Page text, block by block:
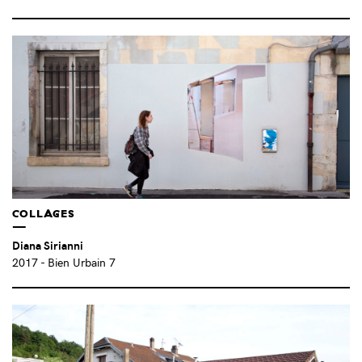
PIERRE-LAURENT CASSIÈRE (FR) (1)
QUENTIN COUSSIRAT (FR)
QUILLOGRAMA (IT)
(1)
REGINALD O’NEAL (L.E.O)
REGINALD O’NEAL (US)
REMED (FR)
(2)
RENAUD VIGOURT (FR) (1)
RIKY KIWY (IT) (1)
ROSALIE PIRAS (FR) (2)
ROUGE (FR)
SALOMÉ BARAËR (FR)
SASHA KURMAZ (UA)
SEHER (MX)
(1)
SIMON BERNHEIM (FR) (1)
COLLAGES
Diana Sirianni
2017 - Bien Urbain 7